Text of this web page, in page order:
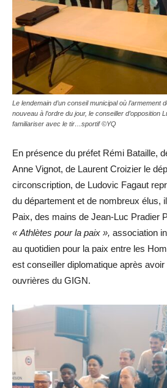
Le lendemain d’un conseil municipal où l’armement
nouveau à l’ordre du jour, le conseiller d’opposition
familiariser avec le tir…sportif ©YQ
En présence du préfet Rémi Bataille,
Anne Vignot, de Laurent Croizier le
circonscription, de Ludovic Fagaut
du département et de nombreux élus,
Paix, des mains de Jean-Luc Pradier
« Athlètes pour la paix », association
au quotidien pour la paix entre les
est conseiller diplomatique après
ouvrières du GIGN.